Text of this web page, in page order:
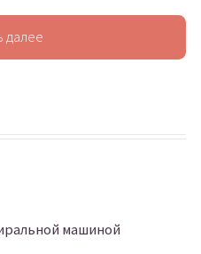
далее
машиной